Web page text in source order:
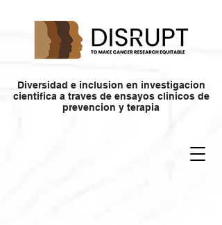
Diversidad e inclusion en investigacion
cientifica a traves de ensayos clinicos de
prevencion y terapia